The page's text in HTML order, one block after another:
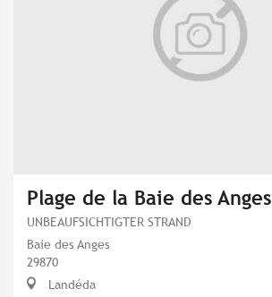
Plage de la Baie des Anges
UNBEAUFSICHTIGTER STRAND
Baie des Anges
29870
Landéda